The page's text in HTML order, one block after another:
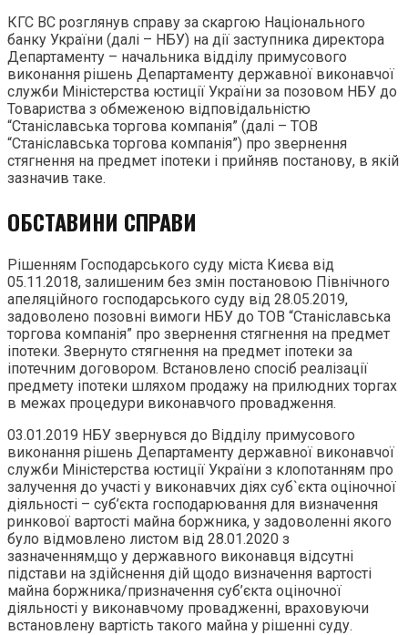
КГС ВС розглянув справу за скаргою Національного
банку України (далі – НБУ) на дії заступника директора
Департаменту – начальника відділу примусового
виконання рішень Департаменту державної виконавчої
служби Міністерства юстиції України за позовом НБУ до
Товариства з обмеженою відповідальністю
“Станіславська торгова компанія” (далі – ТОВ
“Станіславська торгова компанія”) про звернення
стягнення на предмет іпотеки і прийняв постанову, в якій
зазначив таке.
ОБСТАВИНИ СПРАВИ
Рішенням Господарського суду міста Києва від
05.11.2018, залишеним без змін постановою Північного
апеляційного господарського суду від 28.05.2019,
задоволено позовні вимоги НБУ до ТОВ “Станіславська
торгова компанія” про звернення стягнення на предмет
іпотеки. Звернуто стягнення на предмет іпотеки за
іпотечним договором. Встановлено спосіб реалізації
предмету іпотеки шляхом продажу на прилюдних торгах
в межах процедури виконавчого провадження.
03.01.2019 НБУ звернувся до Відділу примусового
виконання рішень Департаменту державної виконавчої
служби Міністерства юстиції України з клопотанням про
залучення до участі у виконавчих діях суб`єкта оціночної
діяльності – суб’єкта господарювання для визначення
ринкової вартості майна боржника, у задоволенні якого
було відмовлено листом від 28.01.2020 з
зазначенням,що у державного виконавця відсутні
підстави на здійснення дій щодо визначення вартості
майна боржника/призначення суб’єкта оціночної
діяльності у виконавчому провадженні, враховуючи
встановлену вартість такого майна у рішенні суду.